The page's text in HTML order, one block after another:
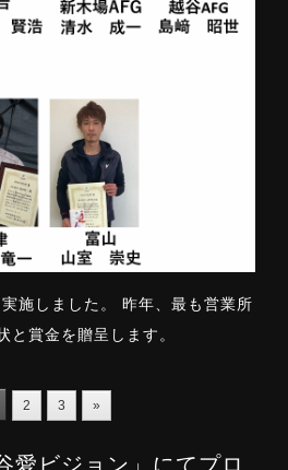
施しました。 昨年、最も営業所
と賞金を贈呈します。
2 3 »
ビジョン」にてプロ